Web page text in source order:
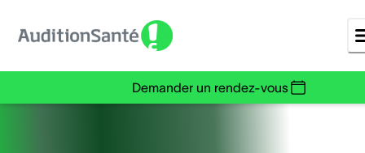
Demander un rendez-vous